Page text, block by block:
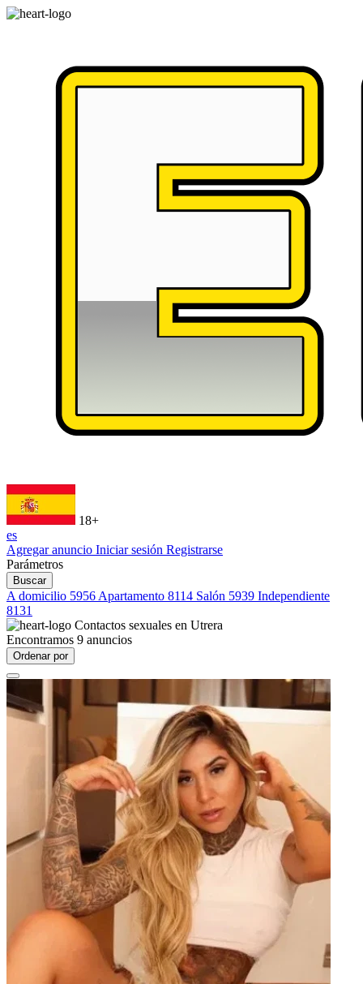
18+
es
Agregar anuncio Iniciar sesión Registrarse
Parámetros
Buscar
A domicilio 5956 Apartamento 8114 Salón 5939 Independiente
8131
Contactos sexuales en Utrera
Encontramos 9 anuncios
Ordenar por